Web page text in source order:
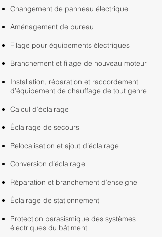
Changement de panneau électrique
Aménagement de bureau
Filage pour équipements électriques
Branchement et filage de nouveau moteur
Installation, réparation et raccordement
d’équipement de chauffage de tout genre
Calcul d’éclairage
Éclairage de secours
Relocalisation et ajout d’éclairage
Conversion d’éclairage
Réparation et branchement d’enseigne
Éclairage de stationnement
​​Protection parasismique des systèmes
électriques du bâtiment